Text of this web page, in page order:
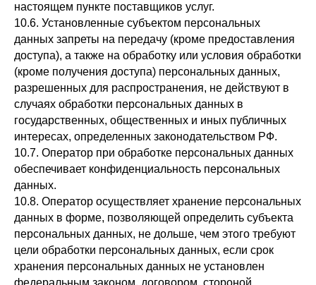
настоящем пункте поставщиков услуг.
10.6. Установленные субъектом персональных
данных запреты на передачу (кроме предоставления
доступа), а также на обработку или условия обработки
(кроме получения доступа) персональных данных,
разрешенных для распространения, не действуют в
случаях обработки персональных данных в
государственных, общественных и иных публичных
интересах, определенных законодательством РФ.
10.7. Оператор при обработке персональных данных
обеспечивает конфиденциальность персональных
данных.
10.8. Оператор осуществляет хранение персональных
данных в форме, позволяющей определить субъекта
персональных данных, не дольше, чем этого требуют
цели обработки персональных данных, если срок
хранения персональных данных не установлен
федеральным законом, договором, стороной